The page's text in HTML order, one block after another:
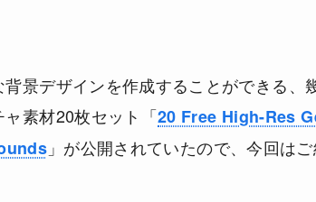
背景デザインを作成することができる、
ャ素材20枚セット「20 Free High-Res
」が公開されていたので、今回はご